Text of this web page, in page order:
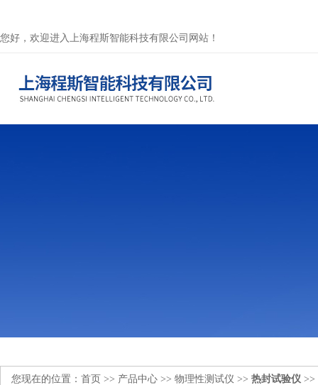
您好，欢迎进入上海程斯智能科技有限公司网站！
您现在的位置： 首页 >> 产品中心 >> 物理性测试仪 >> 热封试验仪 >>